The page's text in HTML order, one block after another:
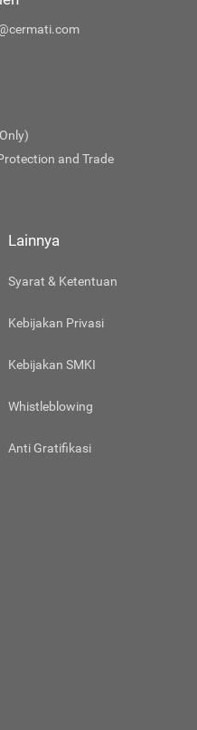
and Trade
Lainnya
Syarat & Ketentuan
Kebijakan Privasi
Kebijakan SMKI
Whistleblowing
Anti Gratifikasi